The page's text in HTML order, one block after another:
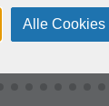
Alle Cookies